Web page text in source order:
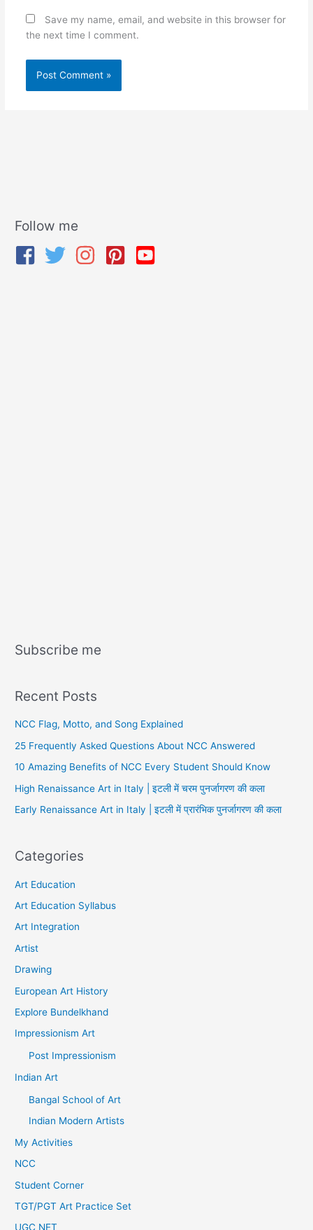
Save my name, email, and website in this browser for
the next time I comment.
Follow me
Subscribe me
Recent Posts
NCC Flag, Motto, and Song Explained
25 Frequently Asked Questions About NCC Answered
10 Amazing Benefits of NCC Every Student Should Know
High Renaissance Art in Italy | इटली में चरम पुनर्जागरण की कला
Early Renaissance Art in Italy | इटली में प्रारंभिक पुनर्जागरण की कला
Categories
Art Education
Art Education Syllabus
Art Integration
Artist
Drawing
European Art History
Explore Bundelkhand
Impressionism Art
Post Impressionism
Indian Art
Bangal School of Art
Indian Modern Artists
My Activities
NCC
Student Corner
TGT/PGT Art Practice Set
UGC NET
A
c